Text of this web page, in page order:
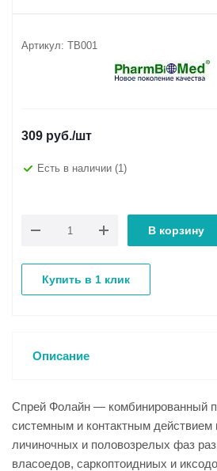
Артикул: ТВ001
309 руб./шт
Есть в наличии (1)
В корзину
Купить в 1 клик
Описание
Спрей Фолайн — комбинированный
системным и контактным действием
личиночных и половозрелых фаз
власоедов, саркоптоидниых и